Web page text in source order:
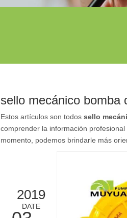
sello mecánico bomba
Estos artículos son todos sello
comprender la información profesional
momento, podemos brindarle más
2019
DATE